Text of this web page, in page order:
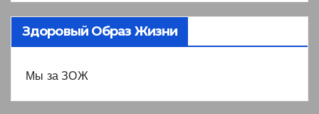
Здоровый Образ Жизни
Мы за ЗОЖ